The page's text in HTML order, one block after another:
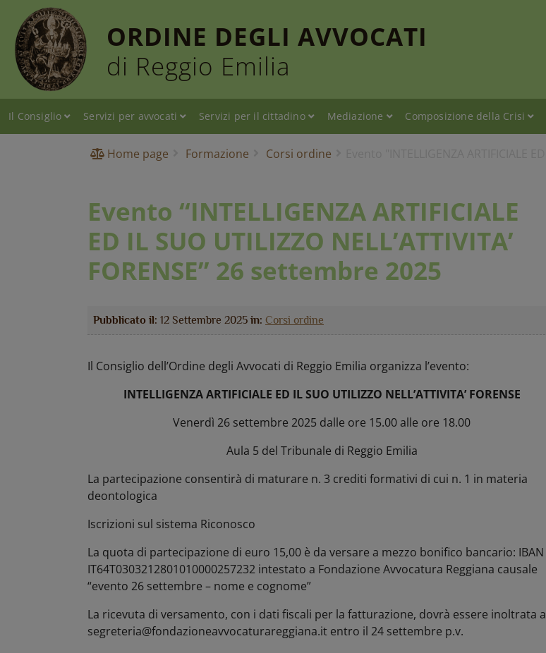
ORDINE DEGLI AVVOCATI
di Reggio Emilia
Il Consiglio Servizi per avvocati Servizi per il cittadino Mediazione Composizione della Crisi
Home page Formazione Corsi ordine
Evento “INTELLIGENZA ARTIFICIALE
ED IL SUO UTILIZZO NELL’ATTIVITA’
FORENSE” 26 settembre 2025
Pubblicato il: 12 Settembre 2025 in: Corsi ordine
Il Consiglio dell’Ordine degli Avvocati di Reggio Emilia organizza l’evento:
INTELLIGENZA ARTIFICIALE ED IL SUO UTILIZZO NELL’ATTIVITA’ FORENSE
Venerdì 26 settembre 2025 dalle ore 15.00 alle ore 18.00
Aula 5 del Tribunale di Reggio Emilia
La partecipazione consentirà di maturare n. 3 crediti formativi di cui n. 1 in materia
deontologica
Iscrizioni sul sistema Riconosco
La quota di partecipazione di euro 15,00 è da versare a mezzo bonifico bancario: IBAN
IT64T0303212801010000257232 intestato a Fondazione Avvocatura Reggiana causale
“evento 26 settembre – nome e cognome”
La ricevuta di versamento, con i dati fiscali per la fatturazione, dovrà essere inoltrata a
segreteria@fondazioneavvocaturareggiana.it entro il 24 settembre p.v.